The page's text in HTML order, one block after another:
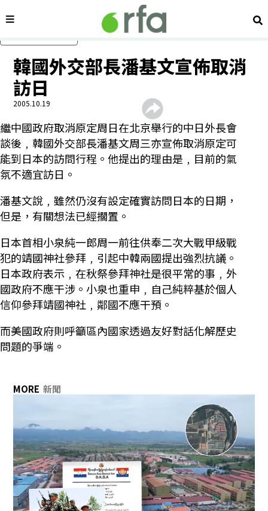
內容分類 搜
韓國外交部長潘基文宣佈取消
訪日
2005.10.19
繼中國政府取消原定周日在北京舉行的中日外長會
談後﹐韓國外交部長潘基文周三亦宣佈取消原定可
能到日本的訪問行程。他提出的理由是﹐目前的氣
氛不適宜訪日。
潘基文說﹐雖然仍沒有設定確實訪問日本的日期，
但是，有關想法已經擱置。
日本首相小泉純一郎周一前往供奉二次大戰甲級戰
犯的靖國神社參拜﹐引起中韓兩國提出強烈抗議。
日本政府表示﹐在秋祭參拜神社是很平常的事﹐外
國政府不應干涉。小泉也重申﹐自己純粹基於個人
信仰參拜靖國神社﹐鄰國不應干預。
而美國政府則呼籲區內國家透過友好對話化解歷史
問題的爭端。
MORE 新聞